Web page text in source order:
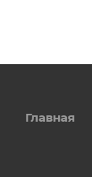
Главная